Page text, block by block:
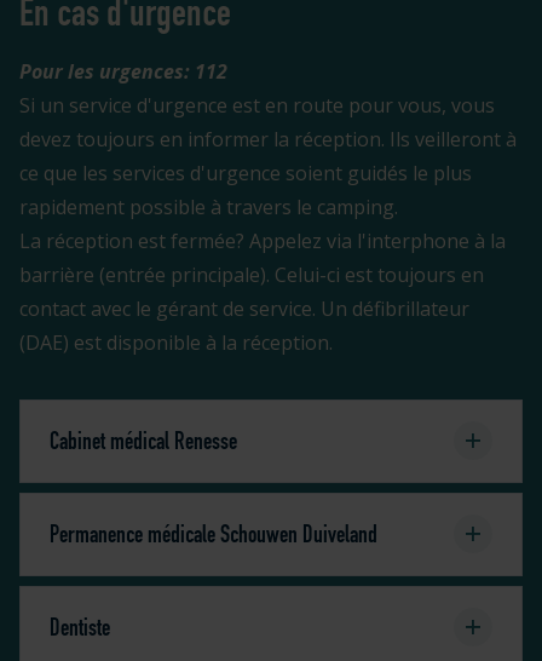
En cas d'urgence
Pour les urgences: 112
Si un service d'urgence est en route pour vous, vous
devez toujours en informer la réception. Ils veilleront à
ce que les services d'urgence soient guidés le plus
rapidement possible à travers le camping.
La réception est fermée? Appelez via l'interphone à la
barrière (entrée principale). Celui-ci est toujours en
contact avec le gérant de service. Un défibrillateur
(DAE) est disponible à la réception.
Cabinet médical Renesse
Permanence médicale Schouwen Duiveland
Dentiste